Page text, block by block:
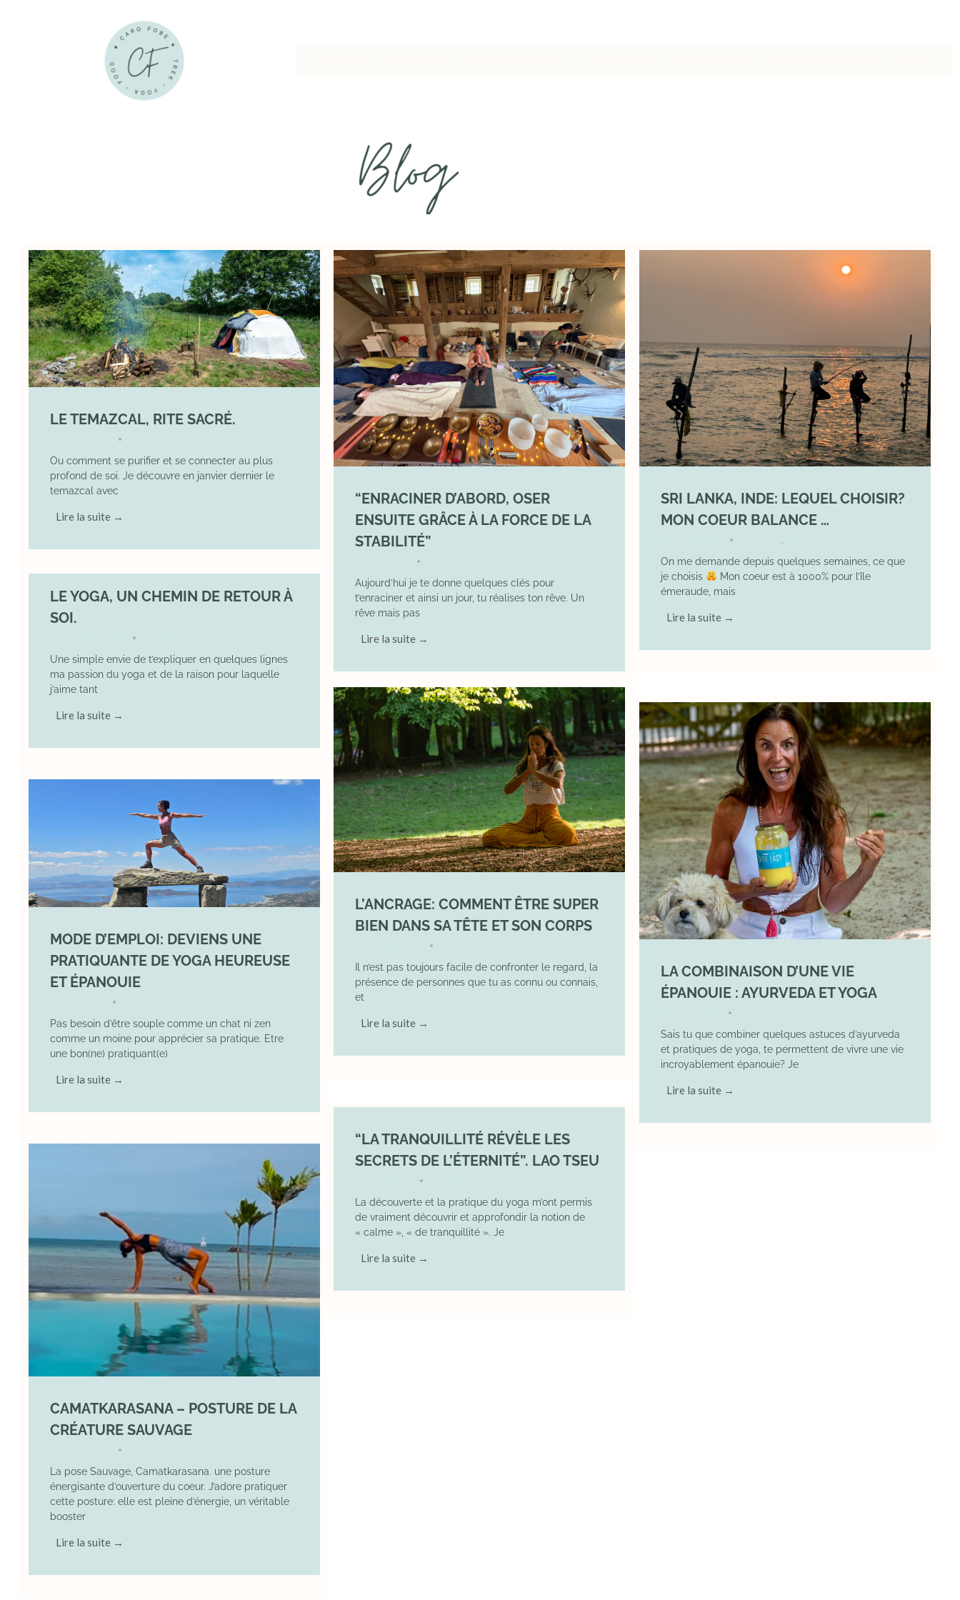
LE TEMAZCAL, RITE SACRÉ.
•
Ou comment se purifier et se connecter au plus
profond de soi. Je découvre en janvier dernier le
temazcal avec
Lire la suite →
“ENRACINER D’ABORD, OSER
ENSUITE GRÂCE À LA FORCE DE LA
STABILITÉ”
•
Aujourd’hui je te donne quelques clés pour
t’enraciner et ainsi un jour, tu réalises ton rêve. Un
rêve mais pas
Lire la suite →
SRI LANKA, INDE: LEQUEL CHOISIR?
MON COEUR BALANCE …
•
On me demande depuis quelques semaines, ce que
je choisis
Mon coeur est à 1000% pour l’île
émeraude, mais
Lire la suite →
LE YOGA, UN CHEMIN DE RETOUR À
SOI.
•
Une simple envie de t’expliquer en quelques lignes
ma passion du yoga et de la raison pour laquelle
j’aime tant
Lire la suite →
L’ANCRAGE: COMMENT ÊTRE SUPER
BIEN DANS SA TÊTE ET SON CORPS
•
Il n’est pas toujours facile de confronter le regard, la
présence de personnes que tu as connu ou connais,
et
Lire la suite →
LA COMBINAISON D’UNE VIE
ÉPANOUIE : AYURVEDA ET YOGA
•
Sais tu que combiner quelques astuces d’ayurveda
et pratiques de yoga, te permettent de vivre une vie
incroyablement épanouie? Je
Lire la suite →
MODE D’EMPLOI: DEVIENS UNE
PRATIQUANTE DE YOGA HEUREUSE
ET ÉPANOUIE
•
Pas besoin d’être souple comme un chat ni zen
comme un moine pour apprécier sa pratique. Etre
une bon(ne) pratiquant(e)
Lire la suite →
“LA TRANQUILLITÉ RÉVÈLE LES
SECRETS DE L’ÉTERNITÉ”. LAO TSEU
•
La découverte et la pratique du yoga m’ont permis
de vraiment découvrir et approfondir la notion de
« calme », « de tranquillité ». Je
Lire la suite →
CAMATKARASANA – POSTURE DE LA
CRÉATURE SAUVAGE
•
La pose Sauvage, Camatkarasana. une posture
énergisante d’ouverture du coeur. J’adore pratiquer
cette posture: elle est pleine d’énergie, un véritable
booster
Lire la suite →